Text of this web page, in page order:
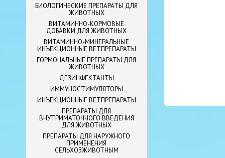
БИОЛОГИЧЕСКИЕ ПРЕПАРАТЫ ДЛЯ
ЖИВОТНЫХ
ВИТАМИННО-КОРМОВЫЕ
ДОБАВКИ ДЛЯ ЖИВОТНЫХ
ВИТАМИННО-МИНЕРАЛЬНЫЕ
ИНЪЕКЦИОННЫЕ ВЕТПРЕПАРАТЫ
ГОРМОНАЛЬНЫЕ ПРЕПАРАТЫ ДЛЯ
ЖИВОТНЫХ
ДЕЗИНФЕКТАНТЫ
ИММУНОСТИМУЛЯТОРЫ
ИНЪЕКЦИОННЫЕ ВЕТПРЕПАРАТЫ
ПРЕПАРАТЫ ДЛЯ
ВНУТРИМАТОЧНОГО ВВЕДЕНИЯ
ДЛЯ ЖИВОТНЫХ
ПРЕПАРАТЫ ДЛЯ НАРУЖНОГО
ПРИМЕНЕНИЯ
СЕЛЬХОЗЖИВОТНЫМ